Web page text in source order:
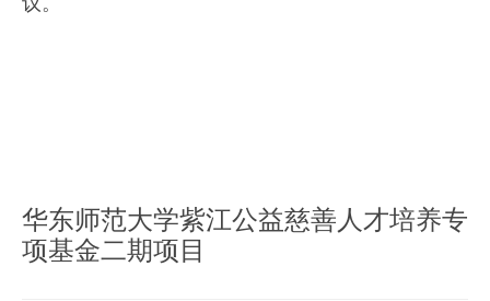
华东师范大学紫江公益慈善人才培养专
项基金二期项目